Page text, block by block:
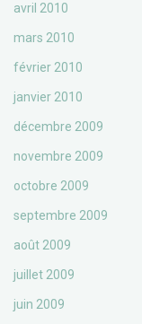
avril 2010
mars 2010
février 2010
janvier 2010
décembre 2009
novembre 2009
octobre 2009
septembre 2009
août 2009
juillet 2009
juin 2009